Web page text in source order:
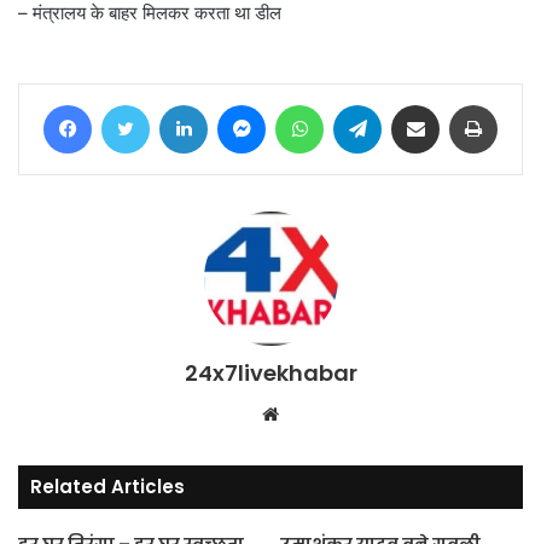
– मंत्रालय के बाहर मिलकर करता था डील
FacebookTwitter LinkedIn MessengerWhatsAppTelegram Share via Email
24x7livekhabar
Website
Related Articles